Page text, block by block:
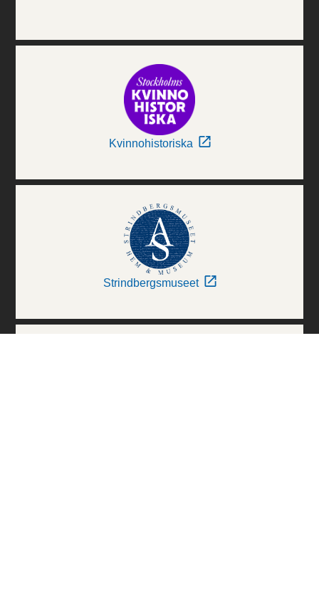
Kvinnohistoriska
Strindbergsmuseet